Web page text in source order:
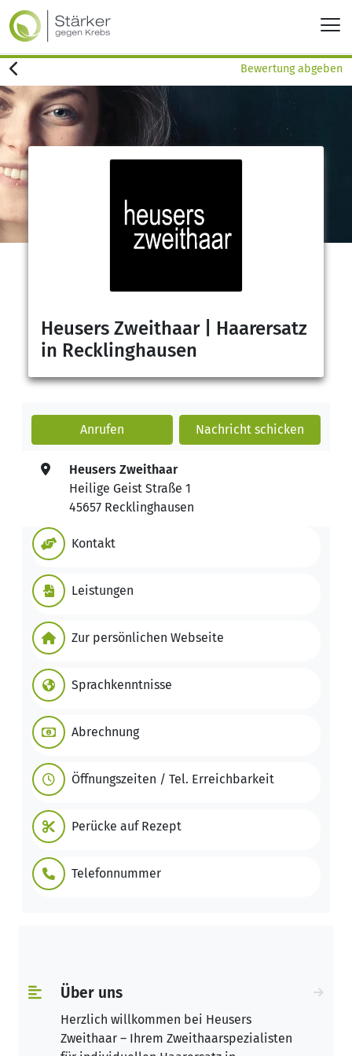
Bewertung abgeben
Heusers Zweithaar | Haarersatz
in Recklinghausen
Anrufen Nachricht schicken
Heusers Zweithaar
Heilige Geist Straße 1
45657 Recklinghausen
Kontakt
Leistungen
Zur persönlichen Webseite
Sprachkenntnisse
Abrechnung
Öffnungszeiten / Tel. Erreichbarkeit
Perücke auf Rezept
Telefonnummer
Über uns
Herzlich willkommen bei Heusers
Zweithaar – Ihrem Zweithaarspezialisten